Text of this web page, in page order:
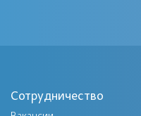
Сотрудничество